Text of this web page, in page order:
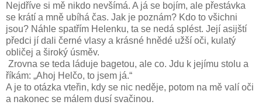
Nejdříve si mě nikdo nevšímá. A já se bojím, ale přestávka
se krátí a mně ubíhá čas. Jak je poznám? Kdo to všichni
jsou? Náhle spatřím Helenku, ta se nedá splést. Její asijští
předci jí dali černé vlasy a krásné hnědé užší oči, kulatý
obličej a široký úsměv.
Zrovna se teda láduje bagetou, ale co. Jdu k jejímu stolu a
říkám: „Ahoj Helčo, to jsem já.“
A je to otázka vteřin, kdy se nic neděje, potom na mě valí oči
a nakonec se málem dusí svačinou.